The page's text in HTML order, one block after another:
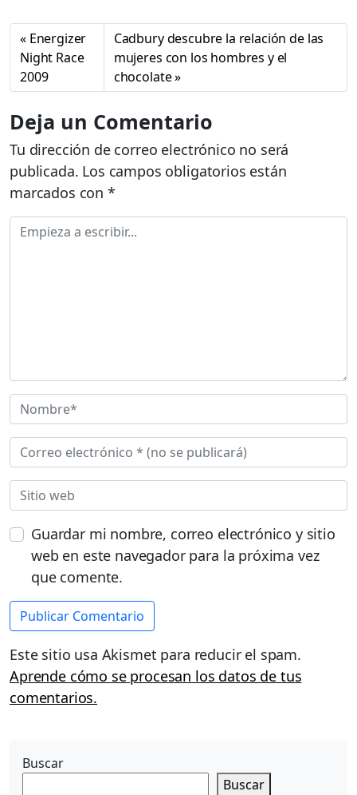
Energizer
Night Race
2009
Cadbury descubre la relación de las
mujeres con los hombres y el
chocolate
Deja un Comentario
Tu dirección de correo electrónico no será
publicada. Los campos obligatorios están
marcados con *
Guardar mi nombre, correo electrónico y sitio
web en este navegador para la próxima vez
que comente.
Este sitio usa Akismet para reducir el spam.
Aprende cómo se procesan los datos de tus
comentarios.
Buscar
Buscar